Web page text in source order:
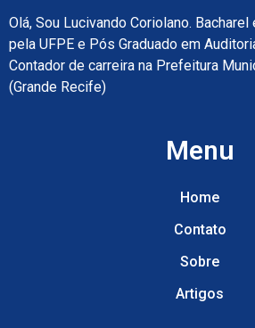
Olá, Sou Lucivando Coriolano.
pela UFPE e Pós Graduado em
Contador de carreira na Prefeitura
(Grande Recife)
Menu
Home
Contato
Sobre
Artigos